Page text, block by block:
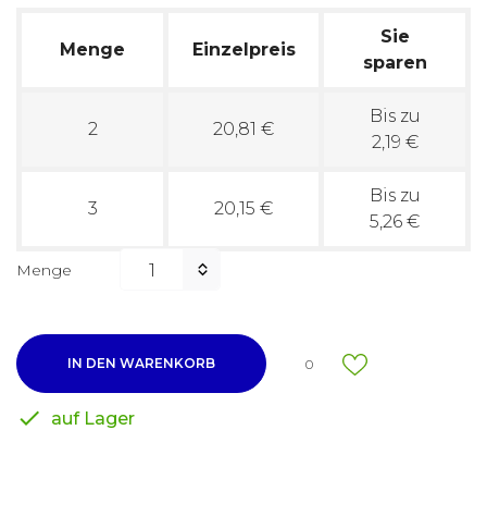
Menge Einzelpreis
Sie
sparen
2 20,81 €
Bis zu
2,19 €
3 20,15 €
Bis zu
5,26 €
Menge
IN DEN WARENKORB 0
 auf Lager